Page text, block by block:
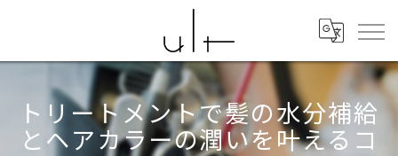
トリートメントで髪の水分補給
とヘアカラーの潤いを叶えるコ